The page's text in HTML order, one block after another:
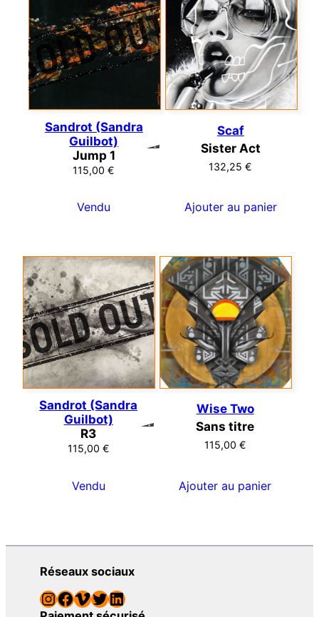
Sandrot (Sandra
Guilbot)
Jump 1
115,00€
Vendu
Scaf
Sister Act
132,25€
Ajouter au panier
Sandrot (Sandra
Guilbot)
R3
115,00 €
Vendu
Wise Two
Sans titre
115,00 €
Ajouter au panier
Réseaux sociaux
InstagramFacebook Vimeo Twitter LinkedIn